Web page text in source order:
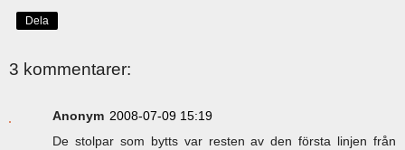
Dela
3 kommentarer:
Anonym 2008-07-09 15:19
De stolpar som bytts var resten av den första linjen från